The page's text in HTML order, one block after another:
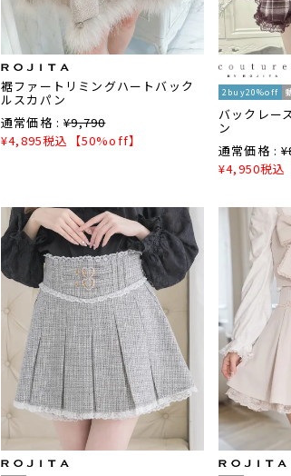
裾ファートリミングハートバック
ルスカパン
通常価格 : ¥9,790
¥4,895税込 【50%off】
2buy20%off
バックレー
ン
通常価格 : ¥
¥4,950税込